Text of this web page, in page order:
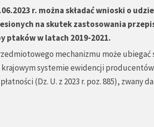
r. można składać wnioski o
na skutek zastosowania
ptaków w latach 2019-2021.
mechanizmu może
krajowym systemie ewidencji
(Dz. U. z 2023 r. poz. 885),